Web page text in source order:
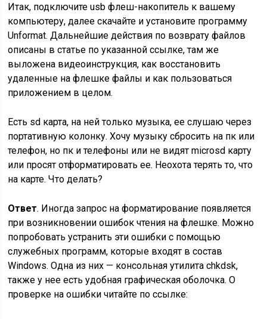
Итак, подключите usb флеш-накопитель к вашему
компьютеру, далее скачайте и установите программу
Unformat. Дальнейшие действия по возврату файлов
описаны в статье по указанной ссылке, там же
выложена видеоинструкция, как восстановить
удаленные на флешке файлы и как пользоваться
приложением в целом.
Есть sd карта, на ней только музыка, ее слушаю через
портативную колонку. Хочу музыку сбросить на пк или
телефон, но пк и телефоны или не видят microsd карту
или просят отформатировать ее. Неохота терять то, что
на карте. Что делать?
Ответ. Иногда запрос на форматирование появляется
при возникновении ошибок чтения на флешке. Можно
попробовать устранить эти ошибки с помощью
служебных программ, которые входят в состав
Windows. Одна из них — консольная утилита chkdsk,
также у нее есть удобная графическая оболочка. О
проверке на ошибки читайте по ссылке: